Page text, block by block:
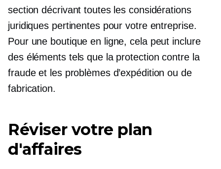
section décrivant toutes les considérations
juridiques pertinentes pour votre entreprise.
Pour une boutique en ligne, cela peut inclure
des éléments tels que la protection contre la
fraude et les problèmes d’expédition ou de
fabrication.
Réviser votre plan
d'affaires